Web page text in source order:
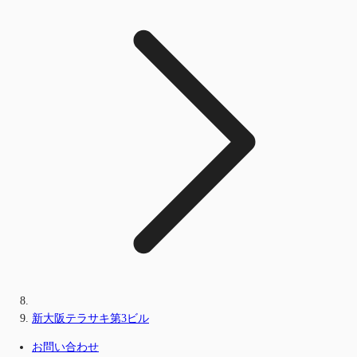
新大阪テラサキ第3ビル
お問い合わせ